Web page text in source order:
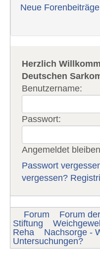
Neue Forenbeiträge
Herzlich
Deutschen
Benutzername:
Passwort:
Angemeldet
Passwort
vergessen?
Forum
Forum
Stiftung
Reha
Nachsorge -
Untersuchungen?